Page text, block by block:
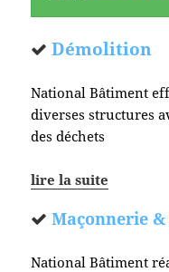
Démolition
National Bâtiment
diverses structures
des déchets
lire la suite
Maçonnerie
National Bâtiment